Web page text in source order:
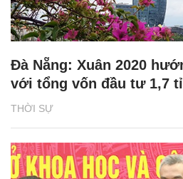
THỜI SỰ
Đà Nẵng: Xuân 2020
với tổng vốn đầu tư 1,7 tỉ